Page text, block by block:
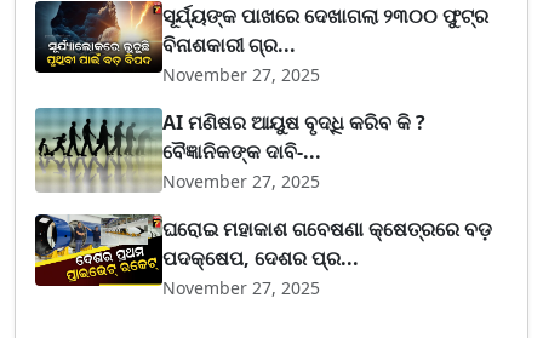
ସୂର୍ଯ୍ୟଙ୍କ ପାଖରେ ଦେଖାଗଲା ୨୩୦୦ ଫୁଟ୍‌ର
ବିନାଶକାରୀ ଗ୍ର...
November 27, 2025
AI ମଣିଷର ଆୟୁଷ ବୃଦ୍ଧି କରିବ କି ?
ବୈଜ୍ଞାନିକଙ୍କ ଦାବି-...
November 27, 2025
ଘରୋଇ ମହାକାଶ ଗବେଷଣା କ୍ଷେତ୍ରରେ ବଡ଼
ପଦକ୍ଷେପ, ଦେଶର ପ୍ର...
November 27, 2025